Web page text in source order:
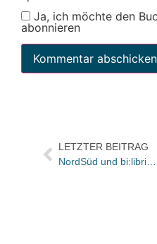
Ja, ich möchte den
abonnieren
LETZTER BEITRAG
NordSüd und bi:libri bringen den neuen „Regenbogenfisch“ in sieben zweisprachigen Ausgaben